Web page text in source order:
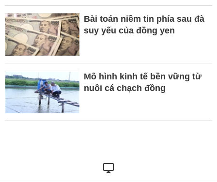
Bài toán niềm tin phía sau đà
suy yếu của đồng yen
Mô hình kinh tế bền vững từ
nuôi cá chạch đồng